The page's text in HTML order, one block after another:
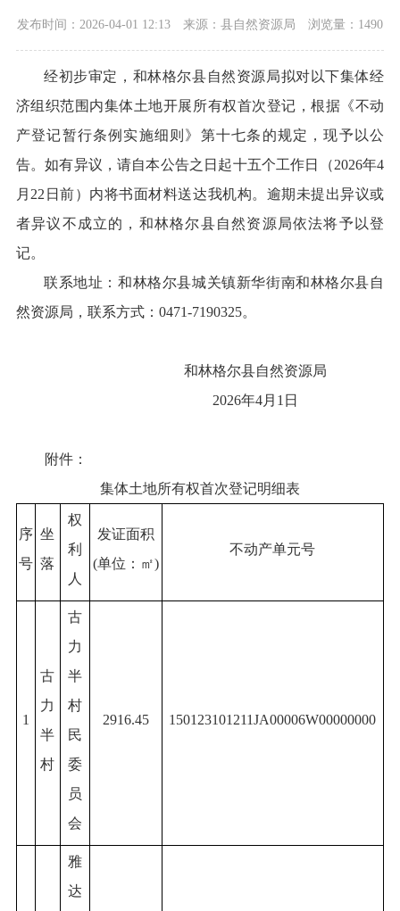
发布时间：2026-04-01 12:13 来源：县自然资源局 浏览量：1490
经初步审定，和林格尔县自然资源局拟对以下集体经
济组织范围内集体土地开展所有权首次登记，根据《不动
产登记暂行条例实施细则》第十七条的规定，现予以公
告。如有异议，请自本公告之日起十五个工作日（2026年4
月22日前）内将书面材料送达我机构。逾期未提出异议或
者异议不成立的，和林格尔县自然资源局依法将予以登
记。
联系地址：和林格尔县城关镇新华街南和林格尔县自
然资源局，联系方式：0471-7190325。
和林格尔县自然资源局
2026年4月1日
附件：
集体土地所有权首次登记明细表
序
号
坐
落
权
利
人
发证面积
(单位：㎡)
不动产单元号
1
古
力
半
村
古
力
半
村
民
委
员
会
2916.45 150123101211JA00006W00000000
雅
达